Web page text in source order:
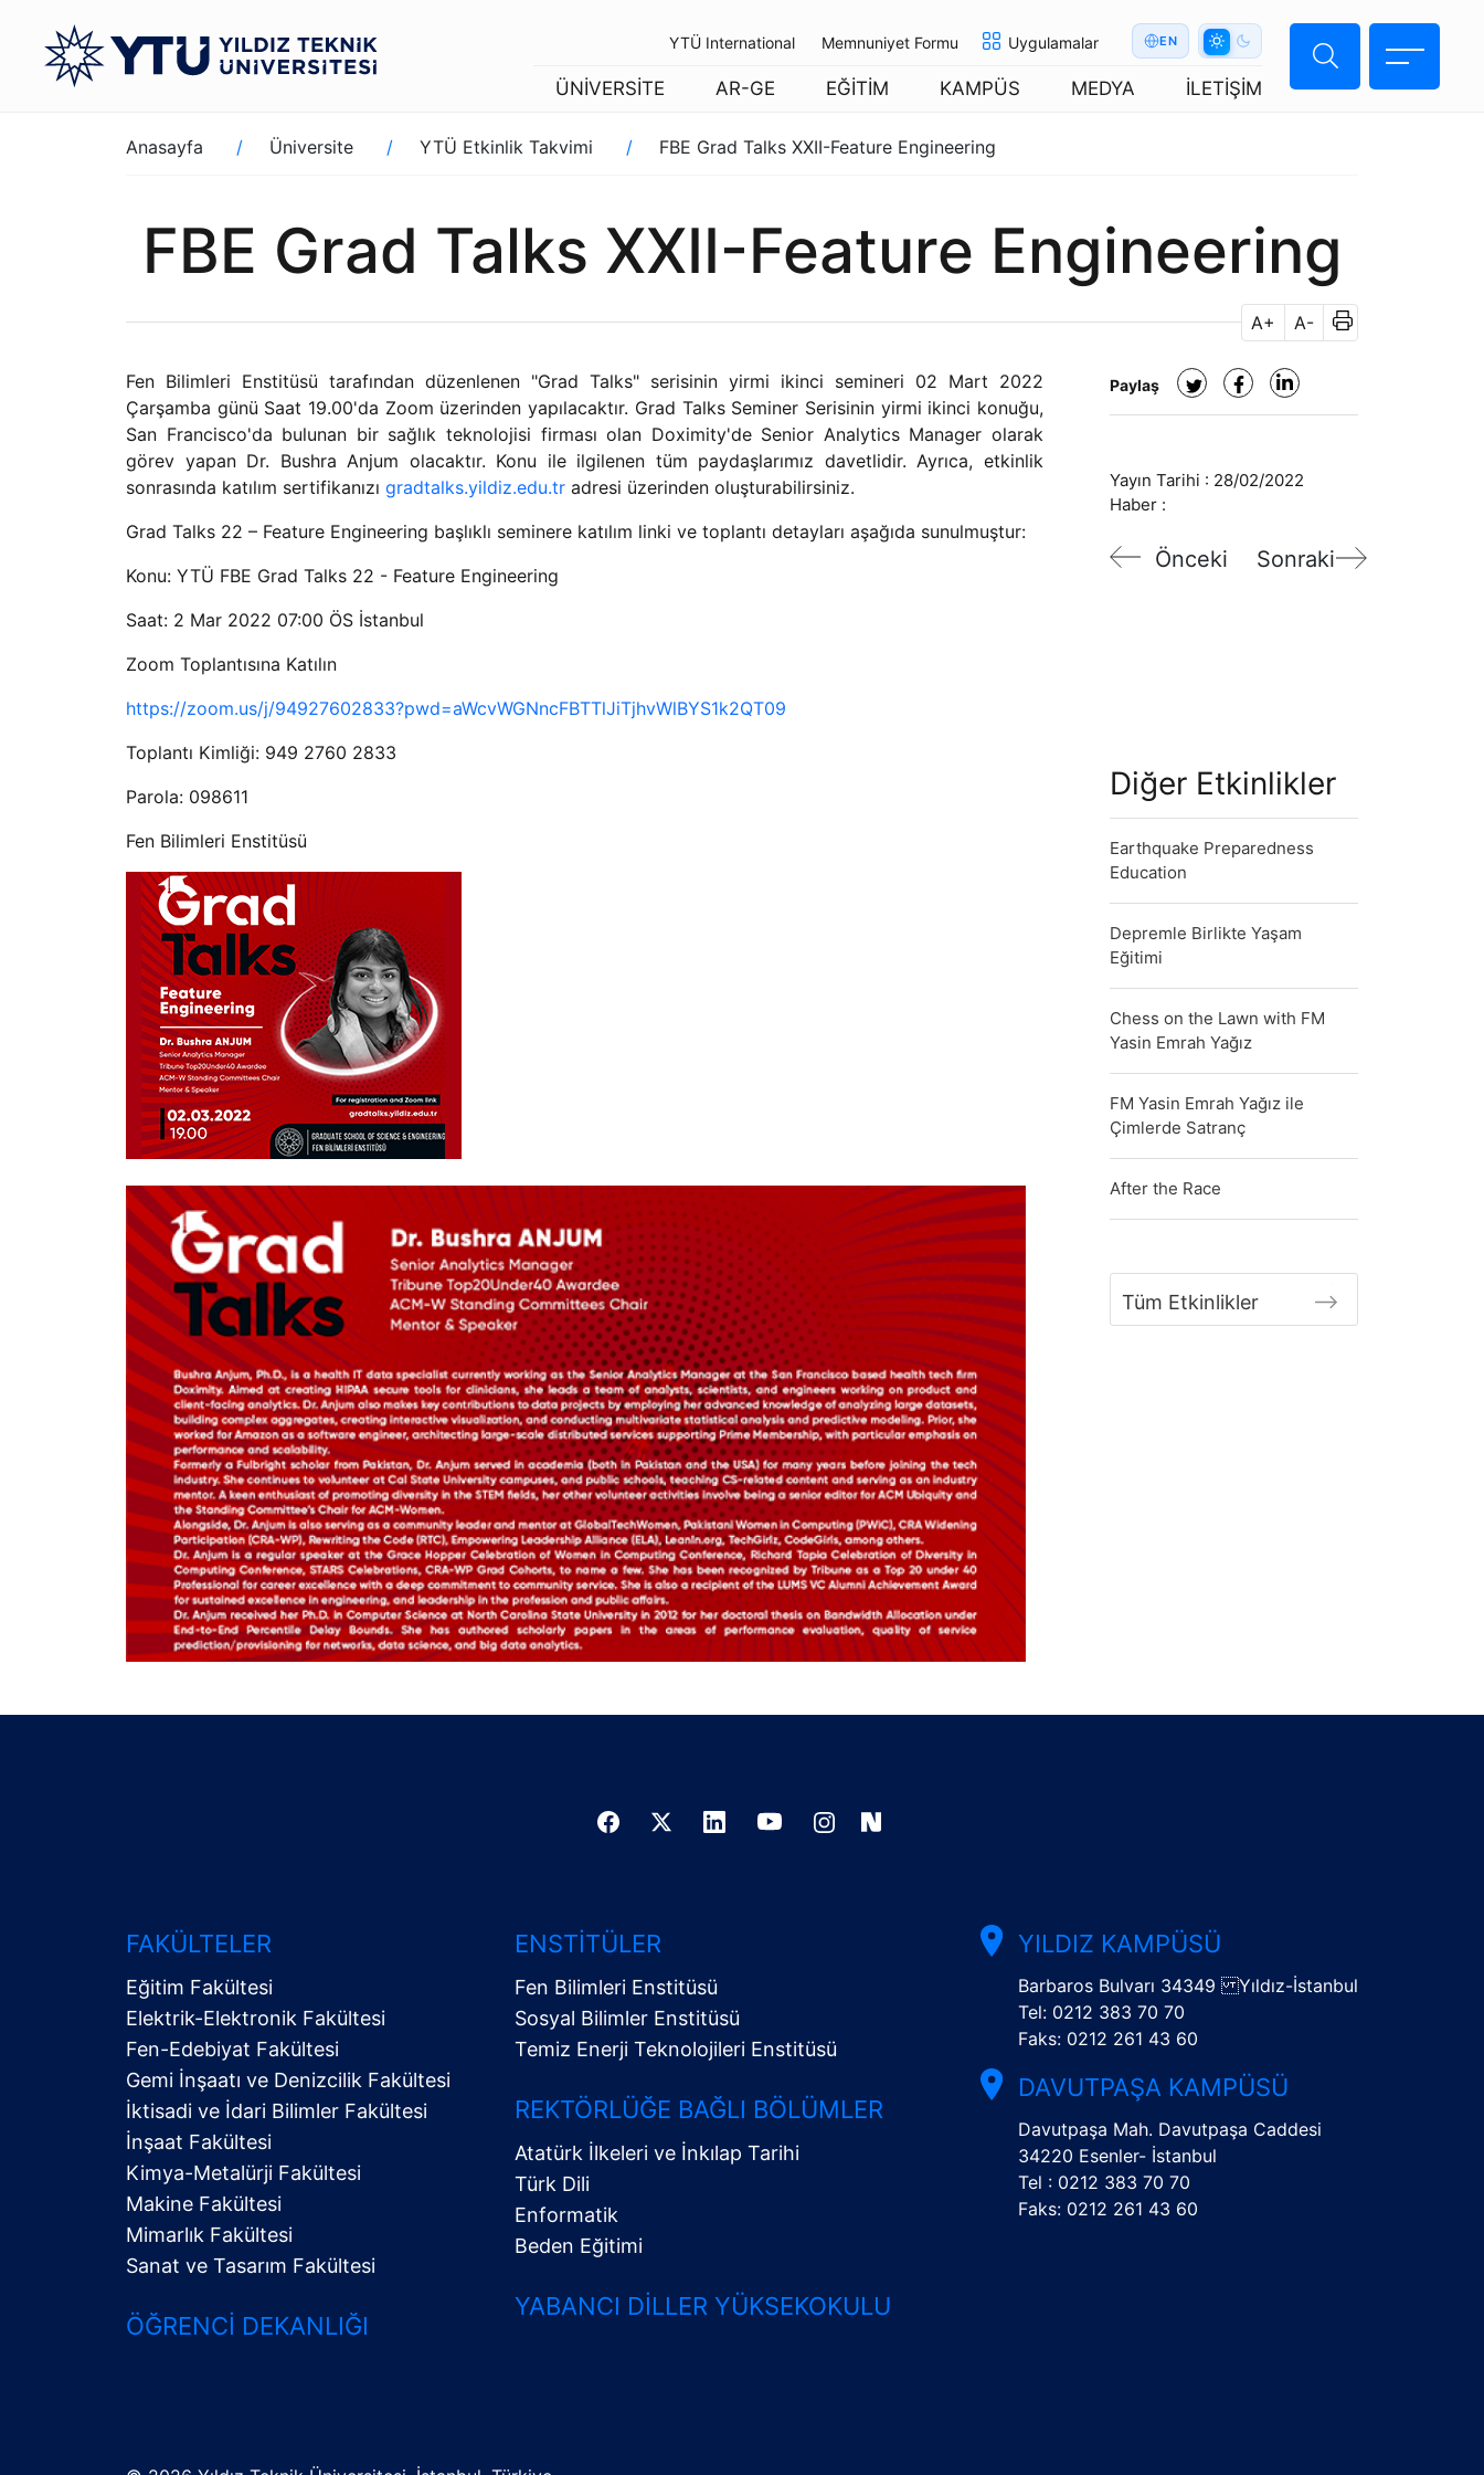
YTÜ International Memnuniyet Formu Uygulamalar EN
ÜNİVERSİTE AR-GE EĞİTİM KAMPÜS MEDYA İLETİŞİM
Sayfa
yolu
Anasayfa Üniversite YTÜ Etkinlik Takvimi FBE Grad Talks XXII-Feature Engineering
FBE Grad Talks XXII-Feature Engineering
A+ A-
Fen Bilimleri Enstitüsü tarafından düzenlenen "Grad Talks" serisinin yirmi ikinci semineri 02 Mart 2022
Çarşamba günü Saat 19.00'da Zoom üzerinden yapılacaktır. Grad Talks Seminer Serisinin yirmi ikinci konuğu,
San Francisco'da bulunan bir sağlık teknolojisi firması olan Doximity'de Senior Analytics Manager olarak
görev yapan Dr. Bushra Anjum olacaktır. Konu ile ilgilenen tüm paydaşlarımız davetlidir. Ayrıca, etkinlik
sonrasında katılım sertifikanızı gradtalks.yildiz.edu.tr adresi üzerinden oluşturabilirsiniz.
Grad Talks 22 – Feature Engineering başlıklı seminere katılım linki ve toplantı detayları aşağıda sunulmuştur:
Konu: YTÜ FBE Grad Talks 22 - Feature Engineering
Saat: 2 Mar 2022 07:00 ÖS İstanbul
Zoom Toplantısına Katılın
https://zoom.us/j/94927602833?pwd=aWcvWGNncFBTTlJiTjhvWlBYS1k2QT09
Toplantı Kimliği: 949 2760 2833
Parola: 098611
Fen Bilimleri Enstitüsü
Paylaş
Yayın Tarihi : 28/02/2022
Haber :
Önceki Sonraki
Diğer Etkinlikler
Earthquake Preparedness
Education
Depremle Birlikte Yaşam
Eğitimi
Chess on the Lawn with FM
Yasin Emrah Yağız
FM Yasin Emrah Yağız ile
Çimlerde Satranç
After the Race
Tüm Etkinlikler
Alt
Menü
FAKÜLTELER
Eğitim Fakültesi
Elektrik-Elektronik Fakültesi
Fen-Edebiyat Fakültesi
Gemi İnşaatı ve Denizcilik Fakültesi
İktisadi ve İdari Bilimler Fakültesi
İnşaat Fakültesi
Kimya-Metalürji Fakültesi
Makine Fakültesi
Mimarlık Fakültesi
Sanat ve Tasarım Fakültesi
ÖĞRENCI DEKANLIĞI
ENSTITÜLER
Fen Bilimleri Enstitüsü
Sosyal Bilimler Enstitüsü
Temiz Enerji Teknolojileri Enstitüsü
REKTÖRLÜĞE BAĞLI BÖLÜMLER
Atatürk İlkeleri ve İnkılap Tarihi
Türk Dili
Enformatik
Beden Eğitimi
YABANCI DILLER YÜKSEKOKULU
YILDIZ KAMPÜSÜ
Barbaros Bulvarı 34349 Yıldız-İstanbul
Tel: 0212 383 70 70
Faks: 0212 261 43 60
DAVUTPAŞA KAMPÜSÜ
Davutpaşa Mah. Davutpaşa Caddesi
34220 Esenler- İstanbul
Tel : 0212 383 70 70
Faks: 0212 261 43 60